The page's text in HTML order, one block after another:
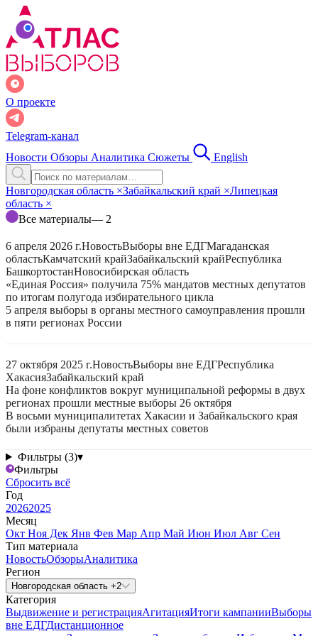
О проекте
Telegram-канал
Новости Обзоры Аналитика Сюжеты English
Новгородская область ×Забайкальский край ×Липецкая
область ×
Все материалы— 2
6 апреля 2026 г.НовостьВыборы вне ЕДГМагаданская
областьКамчатский крайЗабайкальский крайРеспублика
БашкортостанНовосибирская область
«Единая Россия» получила 75% мандатов местных депутатов
по итогам полугода избирательного цикла
5 апреля выборы в органы местного самоуправления прошли
в пяти регионах России
27 октября 2025 г.НовостьВыборы вне ЕДГРеспублика
ХакасияЗабайкальский край
На фоне конфликтов вокруг муниципальной реформы в двух
регионах прошли местные выборы 26 октября
В восьми муниципалитетах Хакасии и Забайкальского края
были избраны депутаты местных советов
Фильтры (3)▾
Фильтры
Сбросить всё
Год
20262025
Месяц
Окт Ноя Дек Янв Фев Мар Апр Май Июн Июл Авг Сен
Тип материала
НовостьОбзорыАналитика
Регион
Новгородская область +2
Категория
Выдвижение и регистрацияАгитацияИтоги кампанииВыборы
вне ЕДГДистанционное